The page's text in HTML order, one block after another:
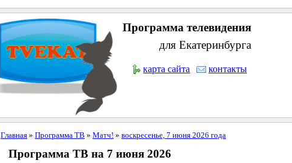
Программа телевидения
для Екатеринбурга
карта сайта контакты
Главная» Программа ТВ » Матч! » воскресенье, 7 июня 2026 года
Программа ТВ на 7 июня 2026